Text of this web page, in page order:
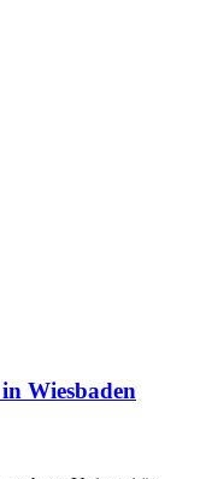
Wiesbaden